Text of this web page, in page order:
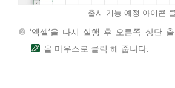
출시 기능 예정 아이콘
‘엑셀’을 다시 실행 후 오른쪽 상단
을 마우스로 클릭 해 줍니다.